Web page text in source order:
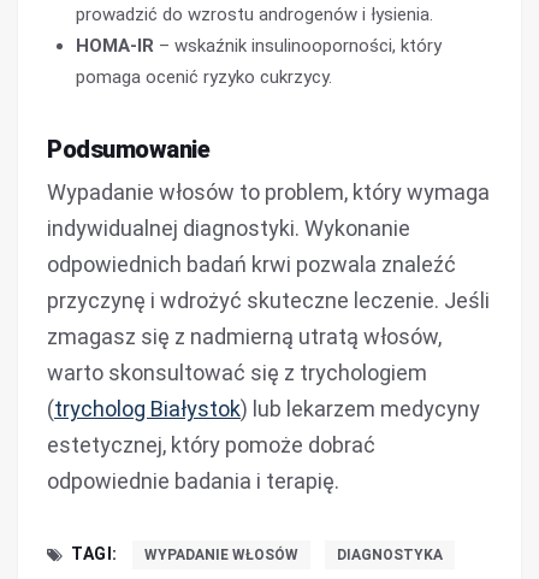
prowadzić do wzrostu androgenów i łysienia.
HOMA-IR – wskaźnik insulinooporności, który
pomaga ocenić ryzyko cukrzycy.
Podsumowanie
Wypadanie włosów to problem, który wymaga
indywidualnej diagnostyki. Wykonanie
odpowiednich badań krwi pozwala znaleźć
przyczynę i wdrożyć skuteczne leczenie. Jeśli
zmagasz się z nadmierną utratą włosów,
warto skonsultować się z trychologiem
(trycholog Białystok) lub lekarzem medycyny
estetycznej, który pomoże dobrać
odpowiednie badania i terapię.
TAGI: WYPADANIE WŁOSÓW DIAGNOSTYKA